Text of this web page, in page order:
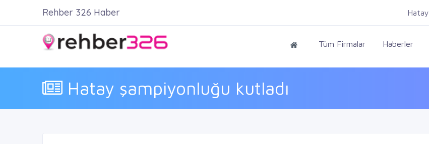
Tüm Firmalar Haberler
Hatay şampiyonluğu kutladı
Rehber 326 Haber Hatay